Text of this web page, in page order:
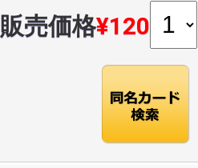
販売価格¥120